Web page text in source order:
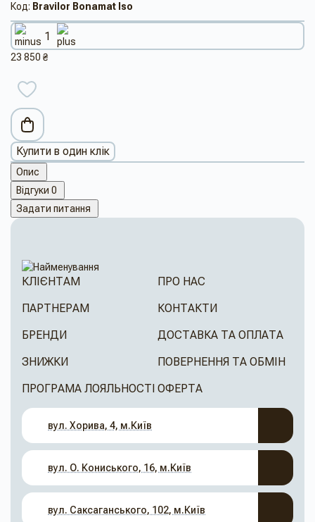
Код: Bravilor Bonamat Iso
23 850 ₴
Купити в один клік
Опис
Відгуки 0
Задати питання
КЛІЄНТАМ
ПАРТНЕРАМ
БРЕНДИ
ЗНИЖКИ
ПРОГРАМА ЛОЯЛЬНОСТІ
ПРО НАС
КОНТАКТИ
ДОСТАВКА ТА ОПЛАТА
ПОВЕРНЕННЯ ТА ОБМІН
ОФЕРТА
вул. Хорива, 4, м.Київ
вул. О. Кониського, 16, м.Київ
вул. Саксаганського, 102, м.Київ